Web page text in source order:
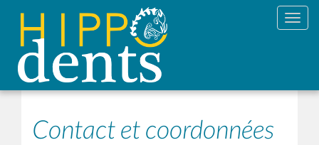
Contact et coordonnées